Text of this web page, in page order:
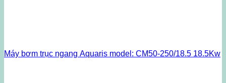
Máy bơm trục ngang Aquaris model: CM50-250/18.5 18.5Kw